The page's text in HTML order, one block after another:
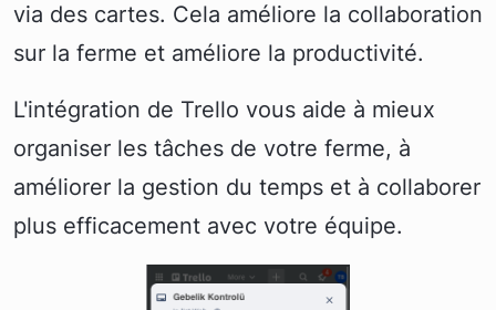
via des cartes. Cela améliore la collaboration
sur la ferme et améliore la productivité.
L'intégration de Trello vous aide à mieux
organiser les tâches de votre ferme, à
améliorer la gestion du temps et à collaborer
plus efficacement avec votre équipe.